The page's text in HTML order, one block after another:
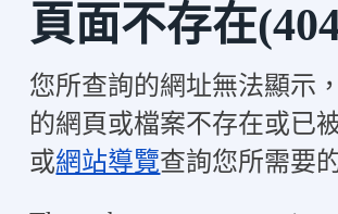
頁面不存在
您所查詢的網址無法顯示
的網頁或檔案不存在或已
或網站導覽查詢您所需要